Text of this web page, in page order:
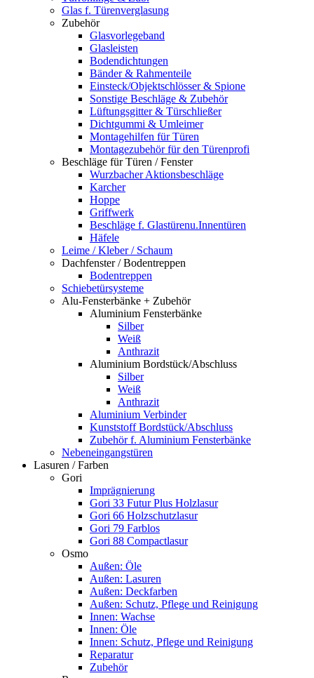
Glas f. Türenverglasung
Zubehör
Glasvorlegeband
Glasleisten
Bodendichtungen
Bänder & Rahmenteile
Einsteck/Objektschlösser & Spione
Sonstige Beschläge & Zubehör
Lüftungsgitter & Türschließer
Dichtgummi & Umleimer
Montagehilfen für Türen
Montagezubehör für den Türenprofi
Beschläge für Türen / Fenster
Wurzbacher Aktionsbeschläge
Karcher
Hoppe
Griffwerk
Beschläge f. Glastürenu.Innentüren
Häfele
Leime / Kleber / Schaum
Dachfenster / Bodentreppen
Bodentreppen
Schiebetürsysteme
Alu-Fensterbänke + Zubehör
Aluminium Fensterbänke
Silber
Weiß
Anthrazit
Aluminium Bordstück/Abschluss
Silber
Weiß
Anthrazit
Aluminium Verbinder
Kunststoff Bordstück/Abschluss
Zubehör f. Aluminium Fensterbänke
Nebeneingangstüren
Lasuren / Farben
Gori
Imprägnierung
Gori 33 Futur Plus Holzlasur
Gori 66 Holzschutzlasur
Gori 79 Farblos
Gori 88 Compactlasur
Osmo
Außen: Öle
Außen: Lasuren
Außen: Deckfarben
Außen: Schutz, Pflege und Reinigung
Innen: Wachse
Innen: Öle
Innen: Schutz, Pflege und Reinigung
Reparatur
Zubehör